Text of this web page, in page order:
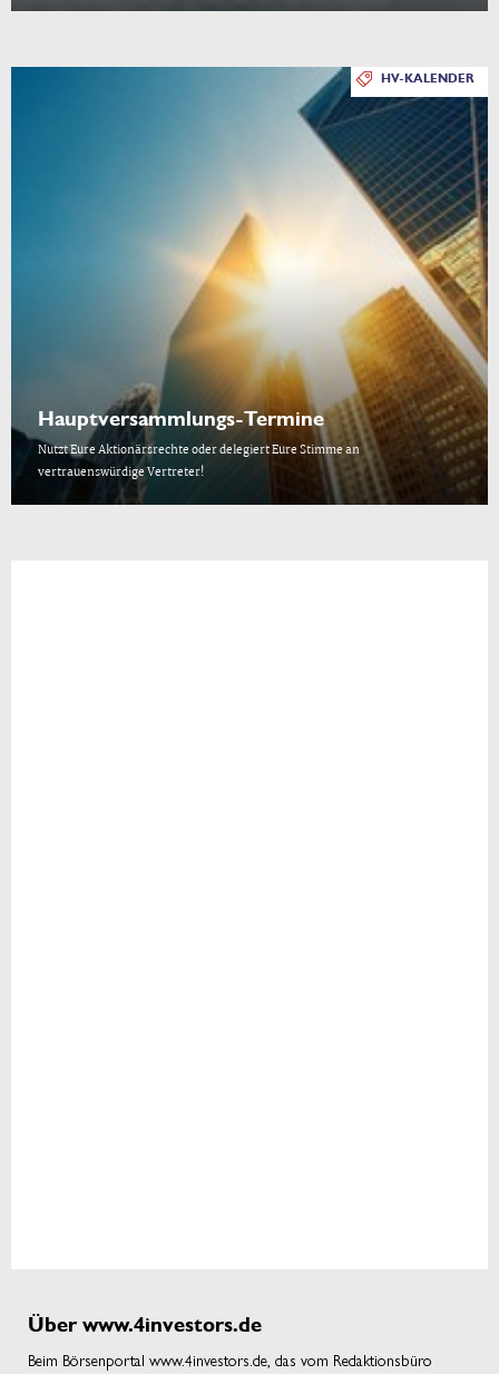
HV-KALENDER
Hauptversammlungs-Termine
Nutzt Eure Aktionärsrechte oder delegiert Eure Stimme an
vertrauenswürdige Vertreter!
Über www.4investors.de
Beim Börsenportal www.4investors.de, das vom Redaktionsbüro